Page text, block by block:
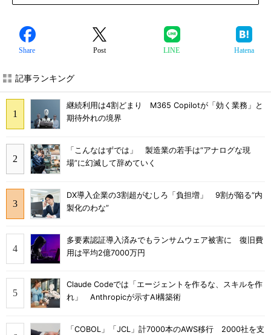
Share Post LINE Hatena
記事ランキング
継続利用は4割どまり M365 Copilotが「効く業務」と
期待外れの境界
「こんなはずでは」 製造業の若手は“アナログな現
場”に幻滅して辞めていく
DX導入企業の3割超がむしろ「負担増」 9割が陥る“内
製化のわな”
多要素認証導入済みでもランサムウェア被害に 復旧費
用は平均2億7000万円
Claude Codeでは「エージェントを作るな、スキルを作
れ」 Anthropicが示すAI構築術
「COBOL」「JCL」計7000本のAWS移行 2000社を支